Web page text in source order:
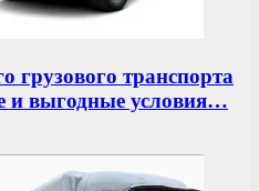
грузового транспорта
выгодные условия…